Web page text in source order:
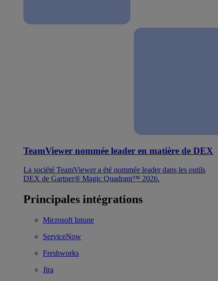
TeamViewer nommée leader en matière de DEX
La société TeamViewer a été nommée leader dans les outils
DEX de Gartner® Magic Quadrant™ 2026.
Principales intégrations
Microsoft Intune
ServiceNow
Freshworks
Jira